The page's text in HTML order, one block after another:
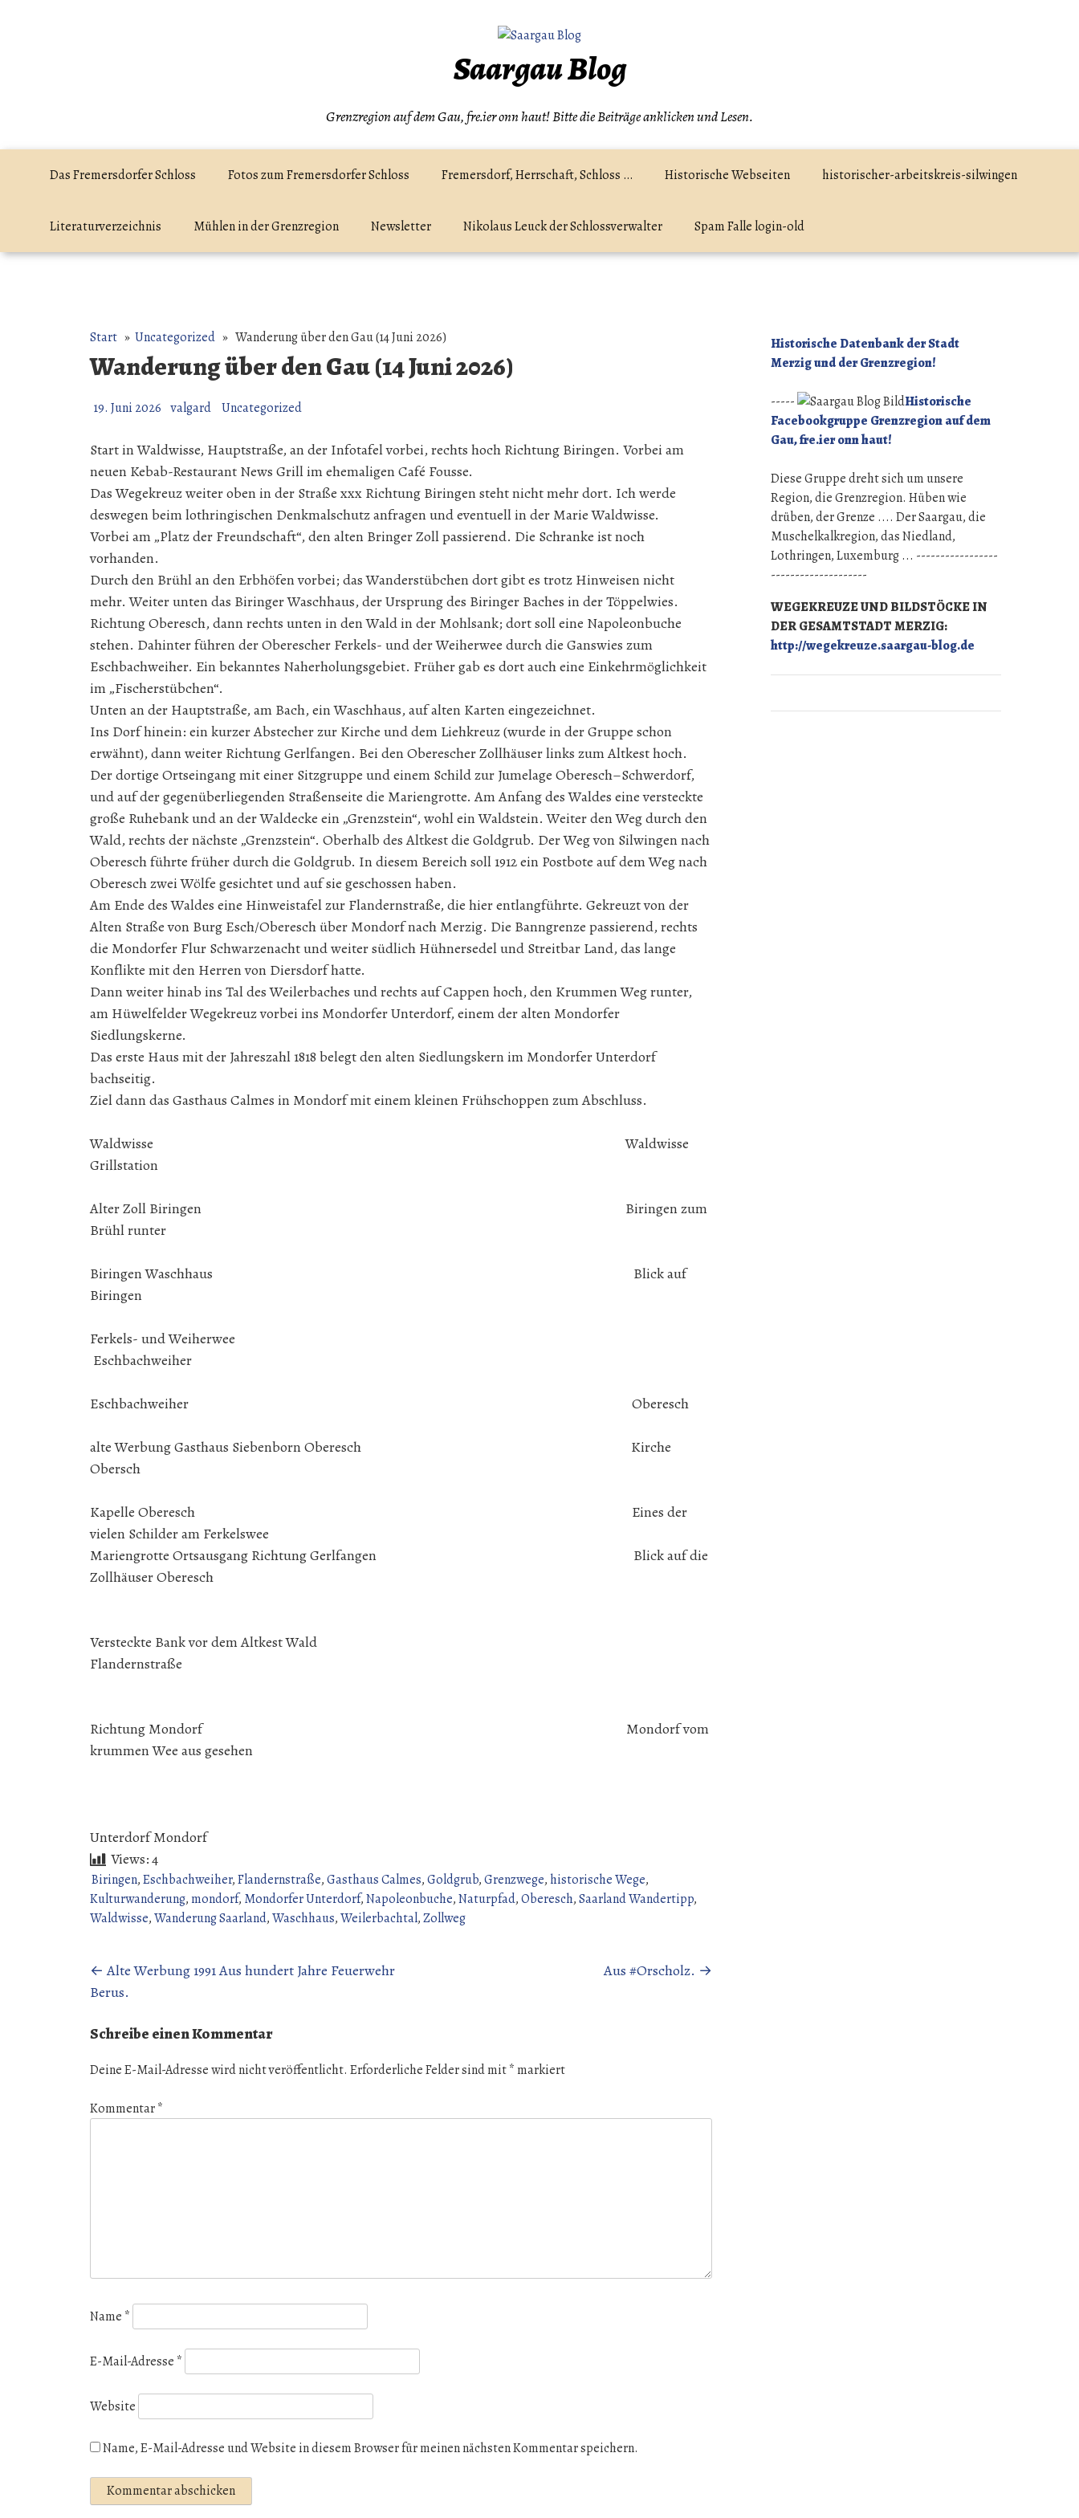
Saargau Blog
Grenzregion auf dem Gau, fre.ier onn haut! Bitte die Beiträge anklicken und Lesen.
Das Fremersdorfer Schloss Fotos zum Fremersdorfer Schloss Fremersdorf, Herrschaft, Schloss … Historische Webseiten historischer-arbeitskreis-silwingen
Literaturverzeichnis Mühlen in der Grenzregion Newsletter Nikolaus Leuck der Schlossverwalter Spam Falle login-old
Start » Uncategorized » Wanderung über den Gau (14 Juni 2026)
Wanderung über den Gau (14 Juni 2026)
19. Juni 2026 valgard Uncategorized
Start in Waldwisse, Hauptstraße, an der Infotafel vorbei, rechts hoch Richtung Biringen. Vorbei am
neuen Kebab-Restaurant News Grill im ehemaligen Café Fousse.
Das Wegekreuz weiter oben in der Straße xxx Richtung Biringen steht nicht mehr dort. Ich werde
deswegen beim lothringischen Denkmalschutz anfragen und eventuell in der Marie Waldwisse.
Vorbei am „Platz der Freundschaft“, den alten Bringer Zoll passierend. Die Schranke ist noch
vorhanden.
Durch den Brühl an den Erbhöfen vorbei; das Wanderstübchen dort gibt es trotz Hinweisen nicht
mehr. Weiter unten das Biringer Waschhaus, der Ursprung des Biringer Baches in der Töppelwies.
Richtung Oberesch, dann rechts unten in den Wald in der Mohlsank; dort soll eine Napoleonbuche
stehen. Dahinter führen der Oberescher Ferkels- und der Weiherwee durch die Ganswies zum
Eschbachweiher. Ein bekanntes Naherholungsgebiet. Früher gab es dort auch eine Einkehrmöglichkeit
im „Fischerstübchen“.
Unten an der Hauptstraße, am Bach, ein Waschhaus, auf alten Karten eingezeichnet.
Ins Dorf hinein: ein kurzer Abstecher zur Kirche und dem Liehkreuz (wurde in der Gruppe schon
erwähnt), dann weiter Richtung Gerlfangen. Bei den Oberescher Zollhäuser links zum Altkest hoch.
Der dortige Ortseingang mit einer Sitzgruppe und einem Schild zur Jumelage Oberesch–Schwerdorf,
und auf der gegenüberliegenden Straßenseite die Mariengrotte. Am Anfang des Waldes eine versteckte
große Ruhebank und an der Waldecke ein „Grenzstein“, wohl ein Waldstein. Weiter den Weg durch den
Wald, rechts der nächste „Grenzstein“. Oberhalb des Altkest die Goldgrub. Der Weg von Silwingen nach
Oberesch führte früher durch die Goldgrub. In diesem Bereich soll 1912 ein Postbote auf dem Weg nach
Oberesch zwei Wölfe gesichtet und auf sie geschossen haben.
Am Ende des Waldes eine Hinweistafel zur Flandernstraße, die hier entlangführte. Gekreuzt von der
Alten Straße von Burg Esch/Oberesch über Mondorf nach Merzig. Die Banngrenze passierend, rechts
die Mondorfer Flur Schwarzenacht und weiter südlich Hühnersedel und Streitbar Land, das lange
Konflikte mit den Herren von Diersdorf hatte.
Dann weiter hinab ins Tal des Weilerbaches und rechts auf Cappen hoch, den Krummen Weg runter,
am Hüwelfelder Wegekreuz vorbei ins Mondorfer Unterdorf, einem der alten Mondorfer
Siedlungskerne.
Das erste Haus mit der Jahreszahl 1818 belegt den alten Siedlungskern im Mondorfer Unterdorf
bachseitig.
Ziel dann das Gasthaus Calmes in Mondorf mit einem kleinen Frühschoppen zum Abschluss.
Waldwisse Waldwisse
Grillstation
Alter Zoll Biringen Biringen zum
Brühl runter
Biringen Waschhaus Blick auf
Biringen
Ferkels- und Weiherwee
Eschbachweiher
Eschbachweiher Oberesch
alte Werbung Gasthaus Siebenborn Oberesch Kirche
Obersch
Kapelle Oberesch Eines der
vielen Schilder am Ferkelswee
Mariengrotte Ortsausgang Richtung Gerlfangen Blick auf die
Zollhäuser Oberesch
Versteckte Bank vor dem Altkest Wald
Flandernstraße
Richtung Mondorf Mondorf vom
krummen Wee aus gesehen
Unterdorf Mondorf
Views:4
Biringen,Eschbachweiher,Flandernstraße,Gasthaus Calmes,Goldgrub,Grenzwege, historische Wege,
Kulturwanderung,mondorf, Mondorfer Unterdorf,Napoleonbuche,Naturpfad,Oberesch,Saarland Wandertipp,
Waldwisse,Wanderung Saarland,Waschhaus,Weilerbachtal,Zollweg
Beitragsnavigation
← Alte Werbung 1991 Aus hundert Jahre Feuerwehr
Berus.
Aus #Orscholz. →
Schreibe einen Kommentar
Deine E-Mail-Adresse wird nicht veröffentlicht. Erforderliche Felder sind mit* markiert
Kommentar*
Name *
E-Mail-Adresse *
Website
Name, E-Mail-Adresse und Website in diesem Browser für meinen nächsten Kommentar speichern.
Historische Datenbank der Stadt
Merzig und der Grenzregion!
-----
Historische
Facebookgruppe Grenzregion auf dem
Gau, fre.ier onn haut!
Diese Gruppe dreht sich um unsere
Region, die Grenzregion. Hüben wie
drüben, der Grenze .... Der Saargau, die
Muschelkalkregion, das Niedland,
Lothringen, Luxemburg ... -----------------
--------------------
WEGEKREUZE UND BILDSTÖCKE IN
DER GESAMTSTADT MERZIG:
http://wegekreuze.saargau-blog.de